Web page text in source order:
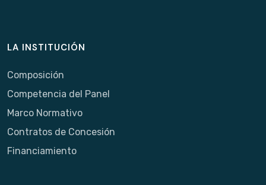
LA INSTITUCIÓN
Composición
Competencia del Panel
Marco Normativo
Contratos de Concesión
Financiamiento